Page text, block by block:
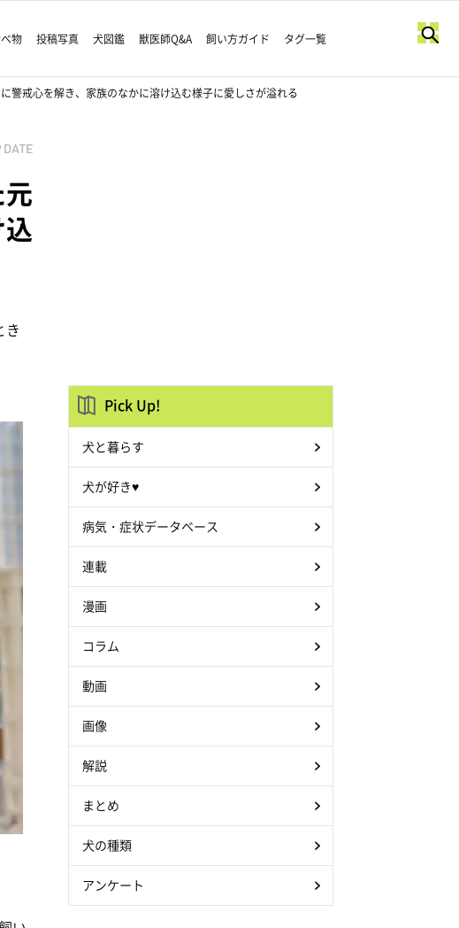
物 投稿写真 犬図鑑 獣医師Q&A 飼い方ガイド タグ一覧
警戒心を解き、家族のなかに溶け込む様子に愛しさが溢れる
DATE
き
Pick Up!
犬と暮らす
犬が好き♥
病気・症状データベース
連載
漫画
コラム
動画
画像
解説
まとめ
犬の種類
アンケート